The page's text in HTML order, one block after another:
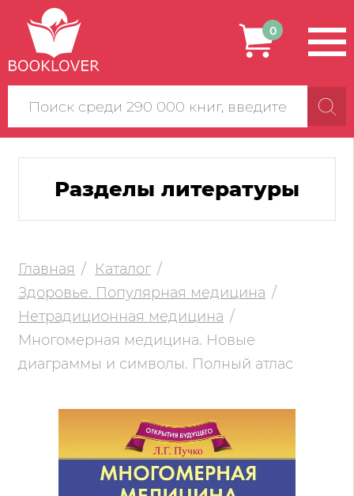
Поиск
по
сайту
0
Разделы литературы
Главная
Каталог
Здоровье. Популярная медицина
Нетрадиционная медицина
Многомерная медицина. Новые
диаграммы и символы. Полный атлас